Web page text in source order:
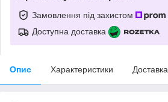
Замовлення під захистом
Доступна доставка
Опис Характеристики Доставка